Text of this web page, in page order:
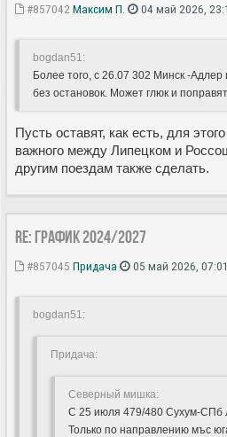
#857042 Максим П. 04 май 2026,
bogdan51:
Более того, с 26.07 302 Минск -
без остановок. Может глюк и
Пусть оставят, как есть, для
важного между Липецком и
другим поездам также сделать.
Re: ГРАФИК 2024/2027
#857045 Придача 05 май 2026, 07:01
bogdan51:
Придача:
Северный мишка:
С 25 июля 479/480 Сухум-СПб
Только по направлению мъс